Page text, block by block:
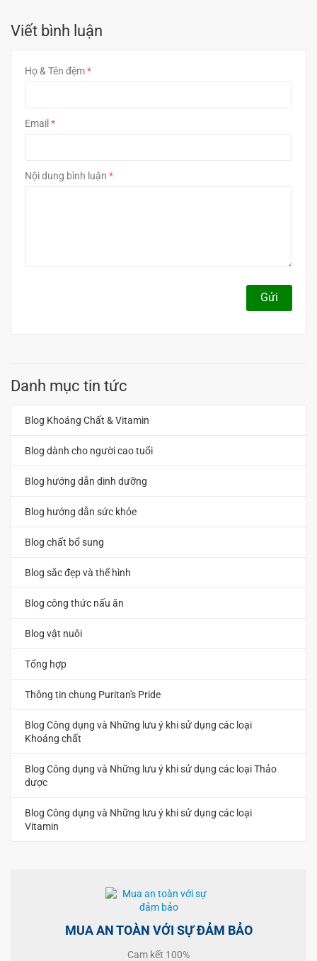
Viết bình luận
Họ & Tên đệm
Email
Nội dung bình luận
Gửi
Danh mục tin tức
Blog Khoáng Chất & Vitamin
Blog dành cho người cao tuổi
Blog hướng dẫn dinh dưỡng
Blog hướng dẫn sức khỏe
Blog chất bổ sung
Blog sắc đẹp và thể hình
Blog công thức nấu ăn
Blog vật nuôi
Tổng hợp
Thông tin chung Puritan's Pride
Blog Công dụng và Những lưu ý khi sử dụng các loại
Khoáng chất
Blog Công dụng và Những lưu ý khi sử dụng các loại Thảo
dược
Blog Công dụng và Những lưu ý khi sử dụng các loại
Vitamin
MUA AN TOÀN VỚI SỰ ĐẢM BẢO
Cam kết 100%